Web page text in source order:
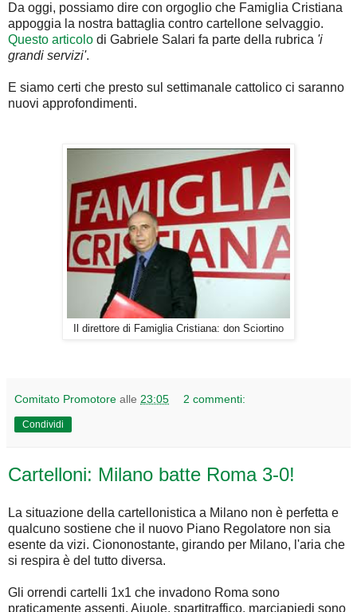
Da oggi, possiamo dire con orgoglio che Famiglia Cristiana
appoggia la nostra battaglia contro cartellone selvaggio.
Questo articolo di Gabriele Salari fa parte della rubrica 'i
grandi servizi'.
E siamo certi che presto sul settimanale cattolico ci saranno
nuovi approfondimenti.
Il direttore di Famiglia Cristiana: don Sciortino
Comitato Promotore alle 23:05 2 commenti:
Condividi
Cartelloni: Milano batte Roma 3-0!
La situazione della cartellonistica a Milano non è perfetta e
qualcuno sostiene che il nuovo Piano Regolatore non sia
esente da vizi. Ciononostante, girando per Milano, l'aria che
si respira è del tutto diversa.
Gli orrendi cartelli 1x1 che invadono Roma sono
praticamente assenti. Aiuole, spartitraffico, marciapiedi sono